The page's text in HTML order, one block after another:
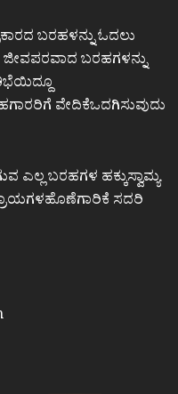
ಬರಹಳನ್ನು ಓದಲು
ಬರಹಗಳನ್ನು
ವೇದಿಕೆಒದಗಿಸುವುದು
ಎಲ್ಲ ಬರಹಗಳ ಹಕ್ಕುಸ್ವಾಮ್ಯ
ಸದರಿ